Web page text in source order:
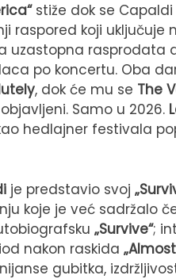
stiže dok se Capaldi
raspored koji
uzastopna rasprodata
po koncertu. Oba
, dok će mu se The
Samo u 2026.
hedlajner festivala
je predstavio svoj
koje je već sadržalo
„Survive“;
nakon raskida
gubitka,